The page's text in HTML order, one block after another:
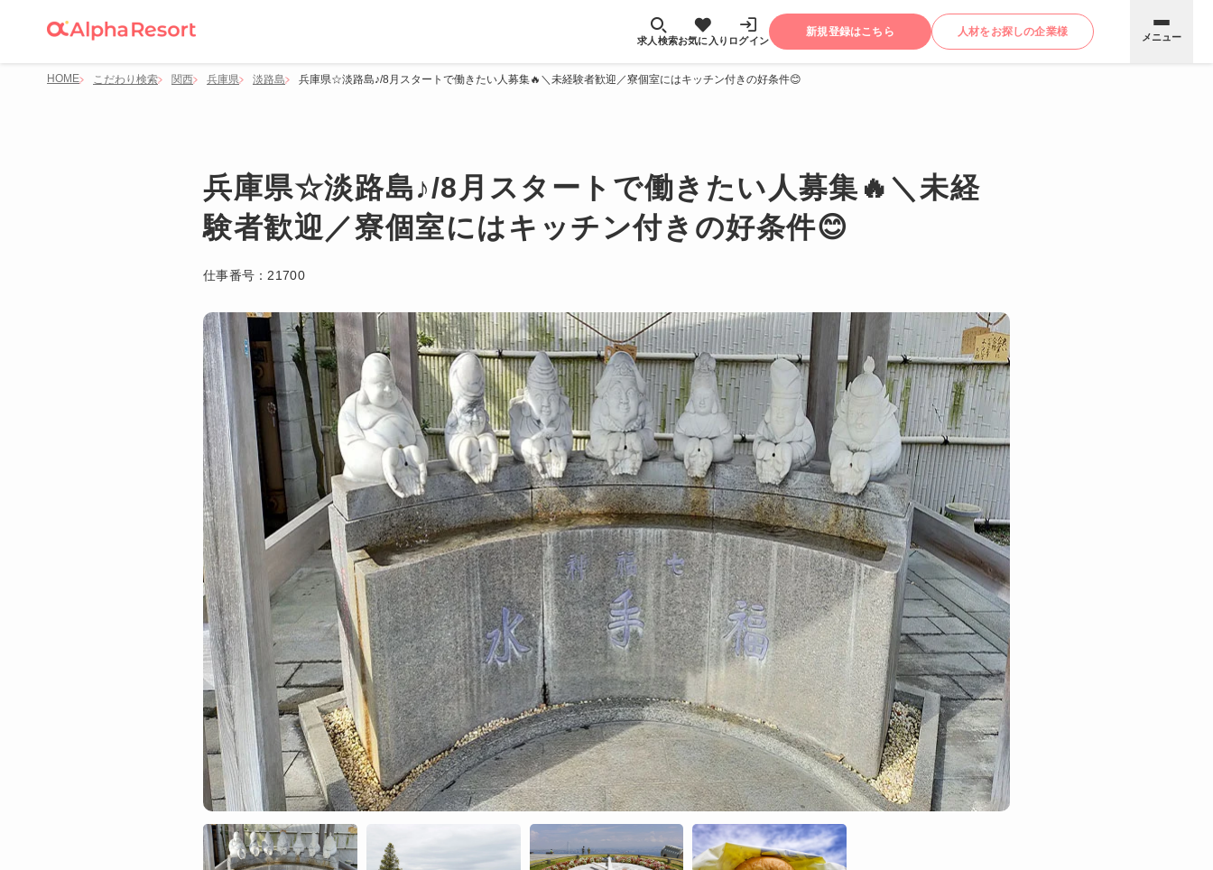
求人検索お気に入り ログイン
新規登録はこちら 人材をお探しの企業様 メニュー
HOME こだわり検索 関西 兵庫県 淡路島 兵庫県☆淡路島♪/8月スタートで働きたい人募集🔥＼未経験者歓迎／寮個室にはキッチン付きの好条件😊
兵庫県☆淡路島♪/8月スタートで働きたい人募集🔥＼未経
験者歓迎／寮個室にはキッチン付きの好条件😊
仕事番号： 21700